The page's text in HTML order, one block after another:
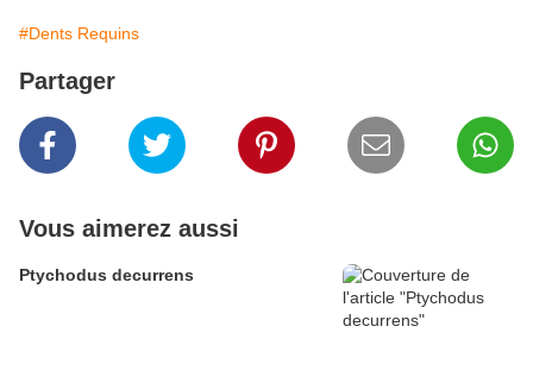
#Dents Requins
Partager
Vous aimerez aussi
Ptychodus decurrens